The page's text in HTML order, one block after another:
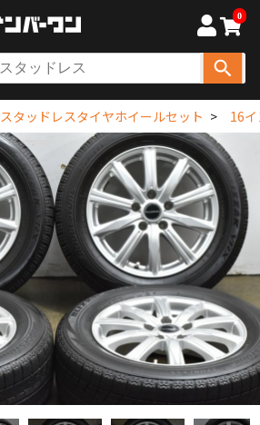
0
スタッドレスタイヤホイールセット 16